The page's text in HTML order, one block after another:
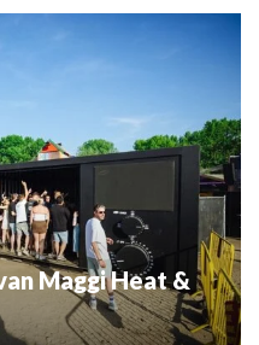
Maggi Heat &